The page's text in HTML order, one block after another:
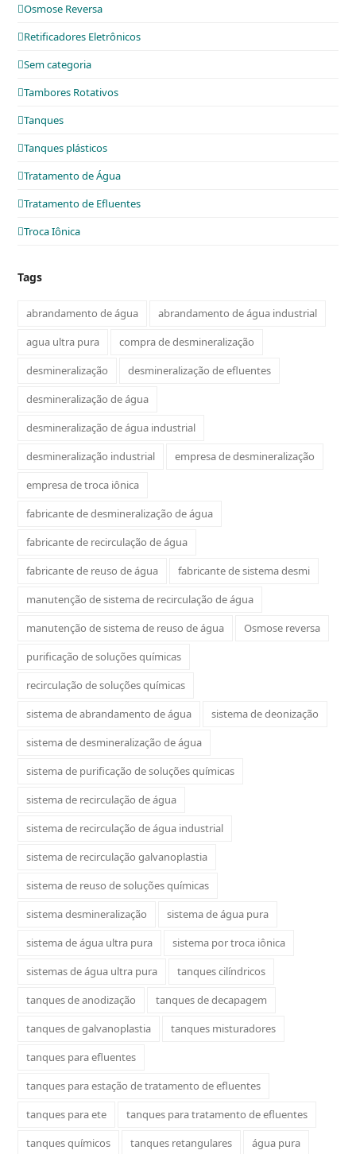
Osmose Reversa
Retificadores Eletrônicos
Sem categoria
Tambores Rotativos
Tanques
Tanques plásticos
Tratamento de Água
Tratamento de Efluentes
Troca Iônica
Tags
abrandamento de água
abrandamento de água industrial
agua ultra pura
compra de desmineralização
desmineralização
desmineralização de efluentes
desmineralização de água
desmineralização de água industrial
desmineralização industrial
empresa de desmineralização
empresa de troca iônica
fabricante de desmineralização de água
fabricante de recirculação de água
fabricante de reuso de água
fabricante de sistema desmi
manutenção de sistema de recirculação de água
manutenção de sistema de reuso de água
Osmose reversa
purificação de soluções químicas
recirculação de soluções químicas
sistema de abrandamento de água
sistema de deonização
sistema de desmineralização de água
sistema de purificação de soluções químicas
sistema de recirculação de água
sistema de recirculação de água industrial
sistema de recirculação galvanoplastia
sistema de reuso de soluções químicas
sistema desmineralização
sistema de água pura
sistema de água ultra pura
sistema por troca iônica
sistemas de água ultra pura
tanques cilíndricos
tanques de anodização
tanques de decapagem
tanques de galvanoplastia
tanques misturadores
tanques para efluentes
tanques para estação de tratamento de efluentes
tanques para ete
tanques para tratamento de efluentes
tanques químicos
tanques retangulares água pura